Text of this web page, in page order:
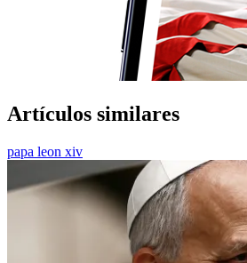
Artículos similares
papa leon xiv